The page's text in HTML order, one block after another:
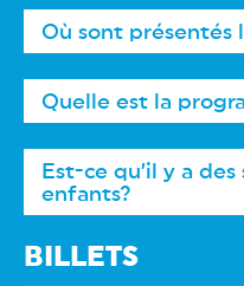
Où sont présentés
Quelle est la
Est-ce qu’il y a
enfants?
BILLETS